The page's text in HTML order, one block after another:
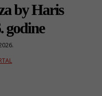
by Haris
godine